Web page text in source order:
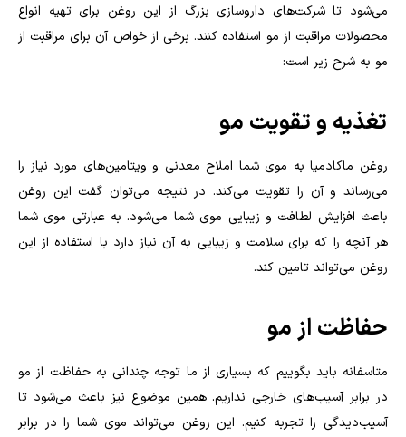
می‌شود تا شرکت‌های داروسازی بزرگ از این روغن برای تهیه انواع
محصولات مراقبت از مو استفاده کنند. برخی از خواص آن برای مراقبت از
مو به شرح زیر است:
تغذیه و تقویت مو
روغن ماکادمیا به موی شما املاح معدنی و ویتامین‌های مورد نیاز را
می‌رساند و آن‌ را تقویت می‌کند. در نتیجه می‌توان گفت این روغن
باعث افزایش لطافت و زیبایی موی شما می‌شود. به عبارتی موی شما
هر آنچه را که برای سلامت و زیبایی به آن نیاز دارد با استفاده از این
روغن می‌تواند تامین کند.
حفاظت از مو
متاسفانه باید بگوییم که بسیاری از ما توجه چندانی به حفاظت از مو
در برابر آسیب‌های خارجی نداریم. همین موضوع نیز باعث می‌شود تا
آسیب‌دیدگی را تجربه کنیم. این روغن می‌تواند موی شما را در برابر